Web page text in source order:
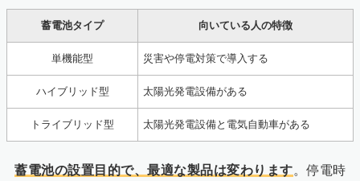
蓄電池タイプ 向いている人の特徴
単機能型 災害や停電対策で導入する
ハイブリッド型 太陽光発電設備がある
トライブリッド型 太陽光発電設備と電気自動車がある
蓄電池の設置目的で、最適な製品は変わります。停電時